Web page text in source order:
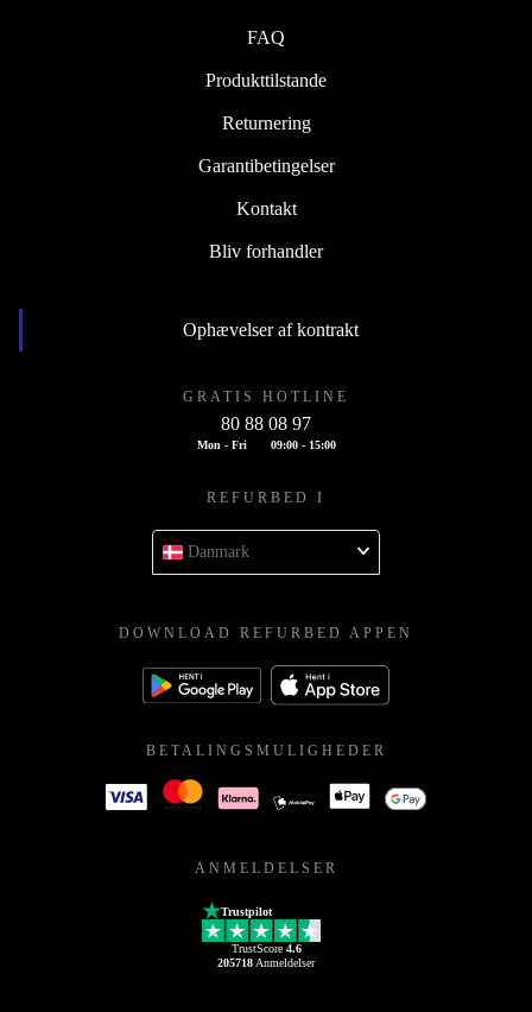
FAQ
Produkttilstande
Returnering
Garantibetingelser
Kontakt
Bliv forhandler
Ophævelser af kontrakt
GRATIS HOTLINE
80 88 08 97
Mon - Fri 09:00 - 15:00
REFURBED I
Danmark
DOWNLOAD REFURBED APPEN
BETALINGSMULIGHEDER
ANMELDELSER
Trustpilot
TrustScore 4.6
205718 Anmeldelser